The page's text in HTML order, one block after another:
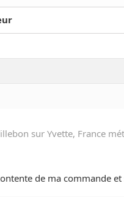
sur Yvette, France
de ma commande